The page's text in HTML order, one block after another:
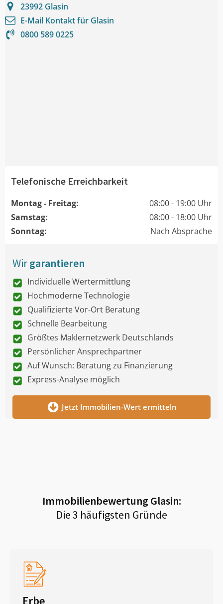
23992 Glasin
E-Mail Kontakt für Glasin
0800 589 0225
Telefonische Erreichbarkeit
Montag - Freitag:
08:00 - 19:00 Uhr
Samstag:
08:00 - 18:00 Uhr
Sonntag:
Nach Absprache
Wirgarantieren
Individuelle Wertermittlung
Hochmoderne Technologie
Qualifizierte Vor-Ort Beratung
Schnelle Bearbeitung
Größtes Maklernetzwerk Deutschlands
Persönlicher Ansprechpartner
Auf Wunsch: Beratung zu Finanzierung
Express-Analyse möglich
Jetzt Immobilien-Wert ermitteln
Immobilienbewertung Glasin:
Die 3 häufigsten Gründe
Erbe